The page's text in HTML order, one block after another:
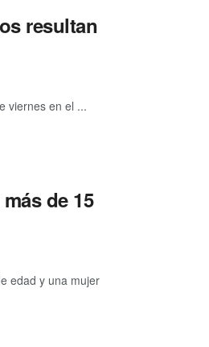
resultan
viernes en el ...
de 15
edad y una mujer